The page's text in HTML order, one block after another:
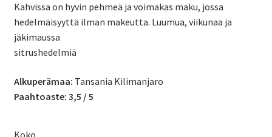
-
Kahvissa on hyvin pehmeä ja voimakas maku, jossa
hedelmäisyyttä ilman makeutta. Luumua, viikunaa ja
jäkimaussa
sitrushedelmiä
Alkuperämaa: Tansania Kilimanjaro
Paahtoaste: 3,5 / 5